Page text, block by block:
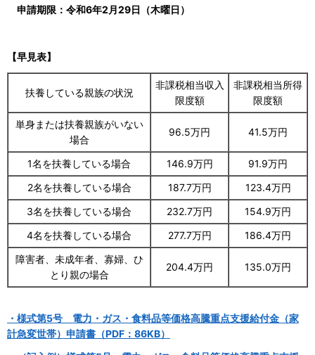
申請期限：令和6年2月29日（木曜日）
【早見表】
扶養している親族の状況
非課税相当収入
限度額
非課税相当所得
限度額
単身または扶養親族がいない
場合
96.5万円 41.5万円
1名を扶養している場合 146.9万円
91.9万円
2名を扶養している場合
187.7万円
123.4万円
3名を扶養している場合
232.7万円
154.9万円
4名を扶養している場合
277.7万円
186.4万円
障害者、未成年者、寡婦、ひ
とり親の場合
204.4万円 135.0万円
・様式第5号 電力・ガス・食料品等価格高騰重点支援給付金（家
計急変世帯）申請書（PDF：86KB）